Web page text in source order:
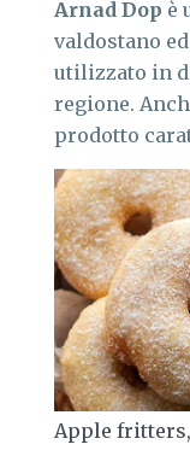
Arnad Dop è
valdostano
utilizzato in
regione.
prodotto
Apple